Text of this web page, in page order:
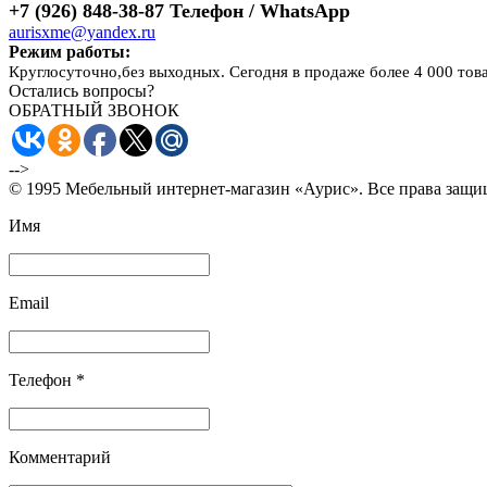
+7 (926) 848-38-87 Телефон / WhatsApp
aurisxme@yandex.ru
Режим работы:
Круглосуточно,без выходных. Сегодня в продаже более 4 000
Остались вопросы?
ОБРАТНЫЙ ЗВОНОК
-->
© 1995 Мебельный интернет-магазин «Аурис». Все права
Имя
Email
Телефон *
Комментарий